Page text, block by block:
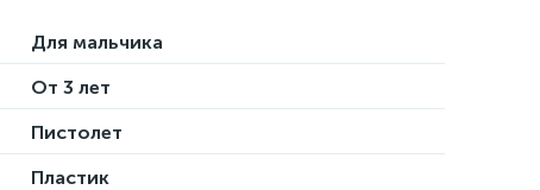
Для мальчика
От 3 лет
Пистолет
Пластик